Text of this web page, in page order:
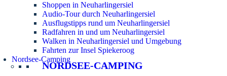
Shoppen in Neuharlingersiel
Audio-Tour durch Neuharlingersiel
Ausflugstipps rund um Neuharlingersiel
Radfahren in und um Neuharlingersiel
Walken in Neuharlingersiel und Umgebung
Fahrten zur Insel Spiekeroog
Nordsee-Camping
NORDSEE-CAMPING